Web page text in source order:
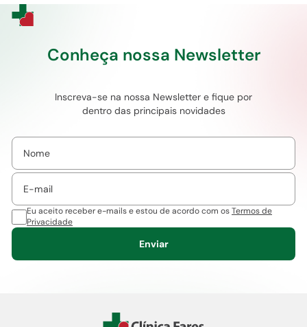
Conheça nossa Newsletter
Inscreva-se na nossa Newsletter e fique por
dentro das principais novidades
Eu aceito receber e-mails e estou de acordo com osTermos de
Privacidade
Enviar